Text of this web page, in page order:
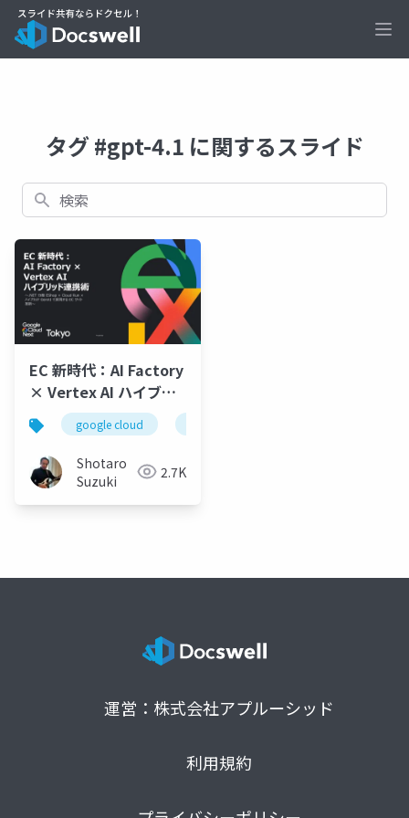
タグ #gpt-4.1 に関するスライド
検索
EC 新時代：AI Factory
× Vertex AI ハイブリ
ッド連携術 - 配布用(当
日実施版)
google cloud
Shotaro
Suzuki
2.7K
運営：株式会社アプルーシッド
利用規約